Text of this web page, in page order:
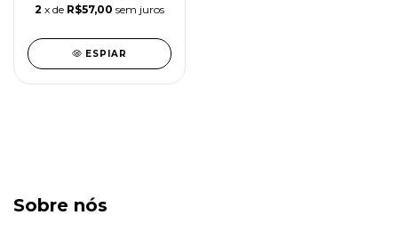
2 x de R$57,00 sem juros
ESPIAR
Sobre nós